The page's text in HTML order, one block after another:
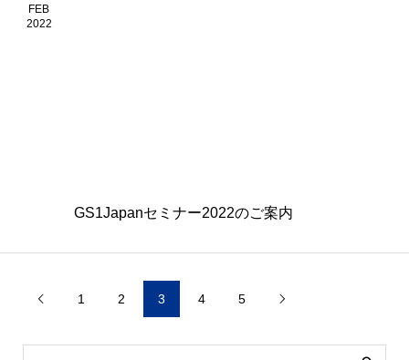
FEB
2022
GS1Japanセミナー2022のご案内
 1 2 3 4 5 